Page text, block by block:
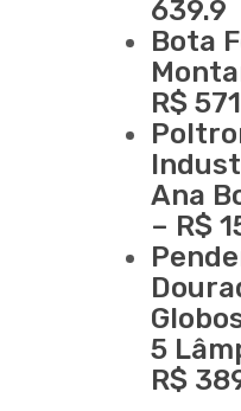
639.9
Bota
R$
Ana
– R$
5
R$